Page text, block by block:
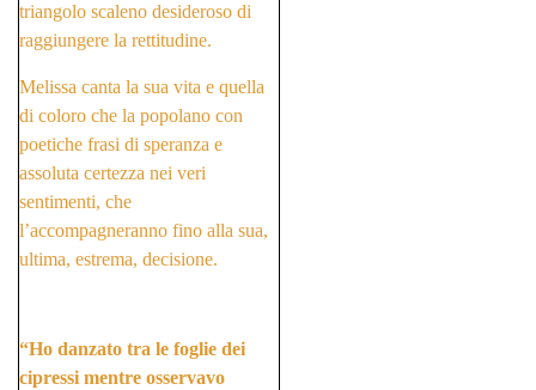
triangolo scaleno desideroso di
raggiungere la rettitudine.
Melissa canta la sua vita e quella
di coloro che la popolano con
poetiche frasi di speranza e
assoluta certezza nei veri
sentimenti, che
l’accompagneranno fino alla sua,
ultima, estrema, decisione.
“Ho danzato tra le foglie dei
cipressi mentre osservavo